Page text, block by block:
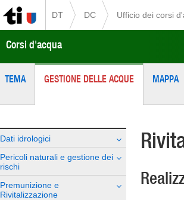
DT DC Ufficio dei corsi
Corsi d'acqua
TEMA GESTIONE DELLE ACQUE MAPPA
Dati idrologici
Pericoli naturali e gestione dei
rischi
Premunizione e
Rivitalizzazione